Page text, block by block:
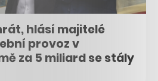
hlásí majitelé
provoz v
za 5 miliard se stály